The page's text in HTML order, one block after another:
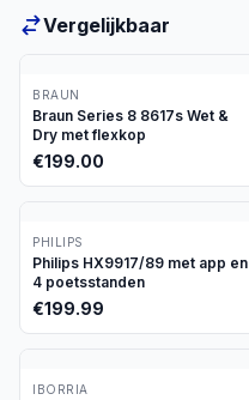
Vergelijkbaar
BRAUN
Braun Series 8 8617s Wet &
Dry met flexkop
€199.00
PHILIPS
Philips HX9917/89 met app en
4 poetsstanden
€199.99
IBORRIA